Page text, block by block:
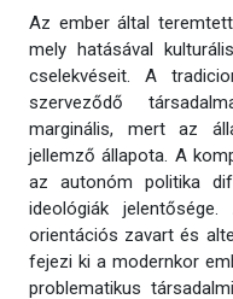
Az ember által
mely hatásával
cselekvéseit. A
szerveződő
marginális, mert az
jellemző állapota. A
az autonóm politika
ideológiák
orientációs zavart és
fejezi ki a modernkor
problematikus